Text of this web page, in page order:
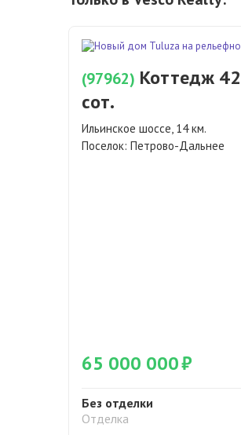
(97962) Коттедж
сот.
Ильинское шоссе, 14 км.
Поселок: Петрово-Дальнее
Отделка
Без отделки
65 000 000₽